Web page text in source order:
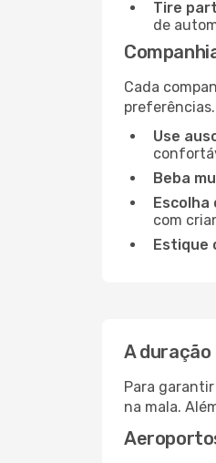
Tire
de
Cada
Use
Beba
Escolha
com
Estique
A duração
Para
na mala.